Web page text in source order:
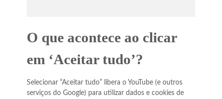
O que acontece ao clicar
em ‘Aceitar tudo’?
Selecionar “Aceitar tudo” libera o YouTube (e outros
serviços do Google) para utilizar dados e cookies de